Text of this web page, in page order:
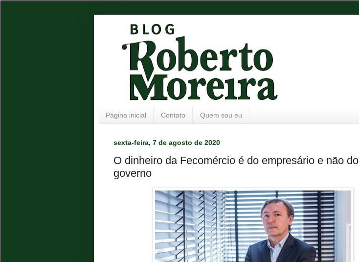
Página inicial Contato Quem sou eu
sexta-feira, 7 de agosto de 2020
O dinheiro da Fecomércio é do empresário e não do
governo